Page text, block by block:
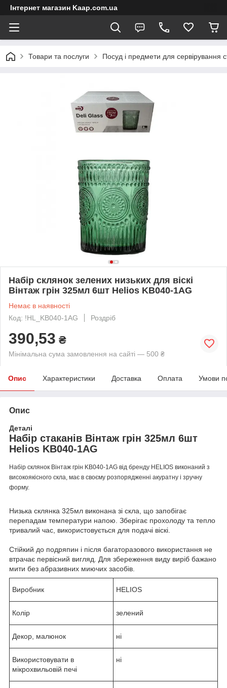
Інтернет магазин Kaap.com.ua
Товари та послуги Посуд і предмети для сервірування
Набір склянок зелених низьких для віскі
Вінтаж грін 325мл 6шт Helios KB040-1AG
Немає в наявності
Код: !HL_KB040-1AG
Роздріб
390,53 ₴
Мінімальна сума замовлення на сайті — 500 ₴
Опис Характеристики Доставка Оплата Умови
Опис
Деталі
Набір стаканів Вінтаж грін 325мл 6шт
Helios KB040-1AG
Набір склянок Вінтаж грін KB040-1AG від бренду HELIOS виконаний з
високоякісного скла, має в своєму розпорядженні акуратну і зручну
форму.
Низька склянка 325мл виконана зі скла, що запобігає
перепадам температури напою. Зберігає прохолоду та тепло
тривалий час, використовується для подачі віскі.
Стійкий до подряпин і після багаторазового використання не
втрачає первісний вигляд. Для збереження виду виріб бажано
мити без абразивних миючих засобів.
Виробник HELIOS
Колір зелений
Декор, малюнок ні
Використовувати в
мікрохвильовій печі
ні